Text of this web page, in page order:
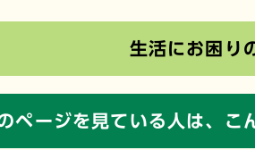
生活にお困り
ページを見ている人は、 こ